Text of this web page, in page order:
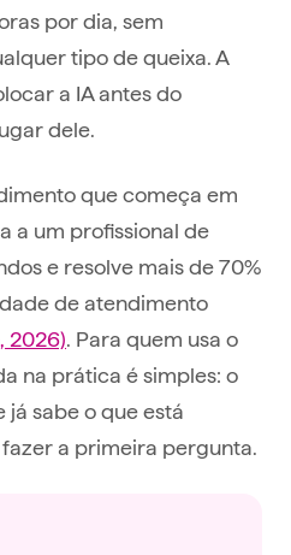
por dia, sem
tipo de queixa. A
a IA antes do
dele.
que começa em
a um profissional de
e resolve mais de 70%
de atendimento
2026). Para quem usa o
na prática é simples: o
sabe o que está
a primeira pergunta.